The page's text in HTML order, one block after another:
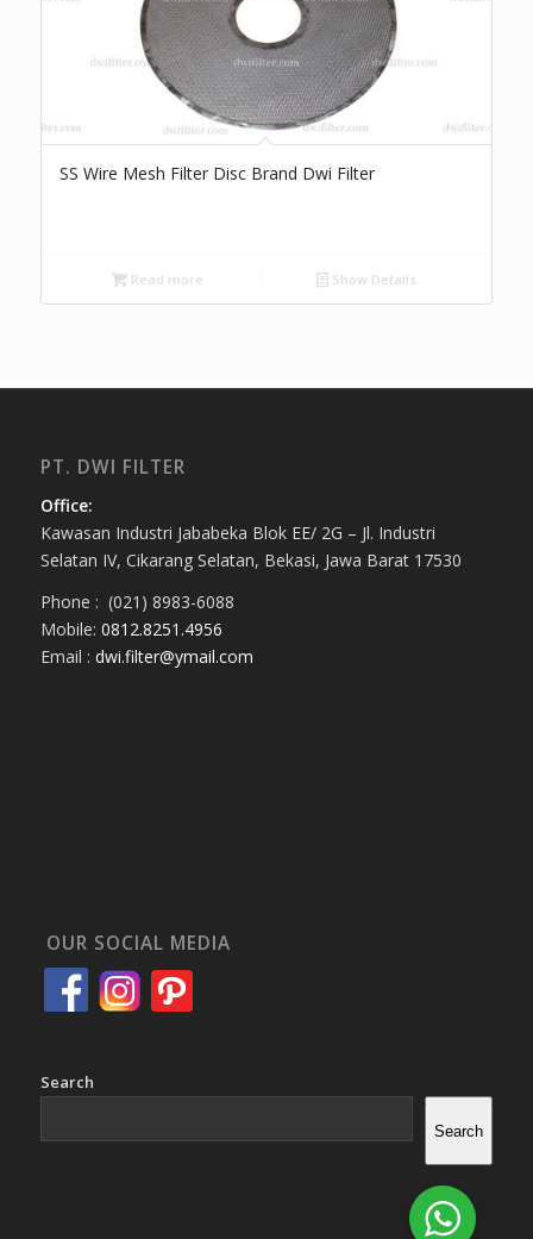
SS Wire Mesh Filter Disc Brand Dwi Filter
Read more Show Details
PT. DWI FILTER
Office:
Kawasan Industri Jababeka Blok EE/ 2G – Jl. Industri
Selatan IV, Cikarang Selatan, Bekasi, Jawa Barat 17530
Phone : (021) 8983-6088
Mobile: 0812.8251.4956
Email : dwi.filter@ymail.com
OUR SOCIAL MEDIA
Search
Search